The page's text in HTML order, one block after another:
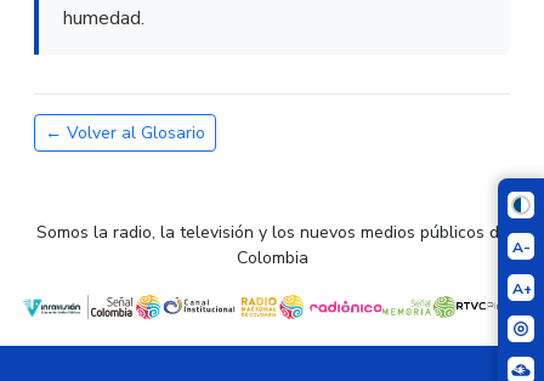
A-
A+
humedad.
← Volver al Glosario
Somos la radio, la televisión y los nuevos medios públicos de
Colombia